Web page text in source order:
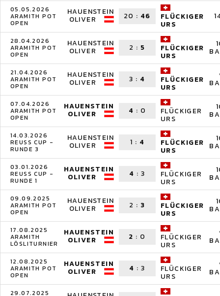
05.05.2026
ARAMITH POT
OPEN
HAUENSTEIN
OLIVER 20 : 46 FLÜCKIGER
URS
28.04.2026
ARAMITH POT
OPEN
HAUENSTEIN
OLIVER 2 : 5 FLÜCKIGER
URS
21.04.2026
ARAMITH POT
OPEN
HAUENSTEIN
OLIVER 3 : 4 FLÜCKIGER
URS
07.04.2026
ARAMITH POT
OPEN
HAUENSTEIN
OLIVER 4 : 0 FLÜCKIGER
URS
14.03.2026
REUSS CUP -
RUNDE 3
HAUENSTEIN
OLIVER 1 : 4 FLÜCKIGER
URS
03.01.2026
REUSS CUP -
RUNDE 1
HAUENSTEIN
OLIVER 4 :3 FLÜCKIGER
URS
09.09.2025
ARAMITH POT
OPEN
HAUENSTEIN
OLIVER 2 : 3 FLÜCKIGER
URS
17.08.2025
ARAMITH
LÖSLITURNIER
HAUENSTEIN
OLIVER 2 : 0 FLÜCKIGER
URS
12.08.2025
ARAMITH POT
OPEN
HAUENSTEIN
OLIVER 4 :3 FLÜCKIGER
URS
29.07.2025